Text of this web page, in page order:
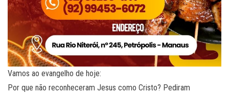
Vamos ao evangelho de hoje:
Por que não reconheceram Jesus como Cristo? Pediram